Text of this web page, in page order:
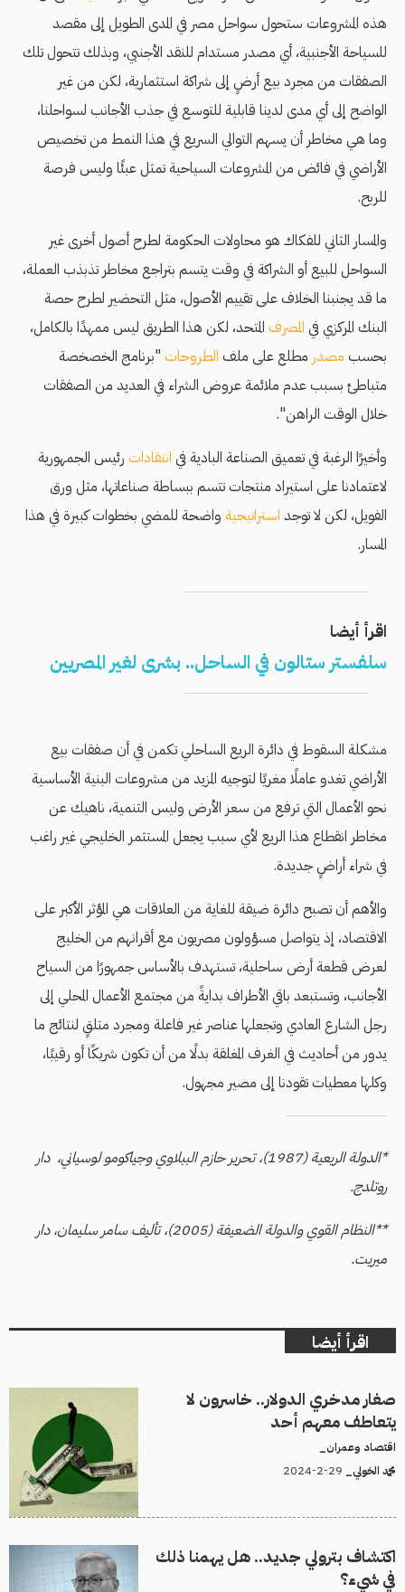
هذه المشروعات ستحول سواحل مصر في المدى الطويل إلى مقصد
للسياحة الأجنبية، أي مصدر مستدام للنقد الأجنبي، وبذلك تتحول تلك
الصفقات من مجرد بيع أرضٍ إلى شراكة استثمارية، لكن من غير
الواضح إلى أي مدى لدينا قابلية للتوسع في جذب الأجانب لسواحلنا،
وما هي مخاطر أن يسهم التوالي السريع في هذا النمط من تخصيص
الأراضي في فائض من المشروعات السياحية تمثل عبئًا وليس فرصة
للربح.
والمسار الثاني للفكاك هو محاولات الحكومة لطرح أصول أخرى غير
السواحل للبيع أو الشراكة في وقت يتسم بتراجع مخاطر تذبذب العملة،
ما قد يجنبنا الخلاف على تقييم الأصول، مثل التحضير لطرح حصة
البنك المركزي في المصرف المتحد، لكن هذا الطريق ليس ممهدًا بالكامل،
بحسب مصدر مطلع على ملف الطروحات "برنامج الخصخصة
متباطئ بسبب عدم ملائمة عروض الشراء في العديد من الصفقات
خلال الوقت الراهن".
وأخيرًا الرغبة في تعميق الصناعة البادية في انتقادات رئيس الجمهورية
لاعتمادنا على استيراد منتجات تتسم ببساطة صناعاتها، مثل ورق
الفويل، لكن لا توجد استراتيجية واضحة للمضي بخطوات كبيرة في هذا
المسار.
اقرأ أيضا
سلفستر ستالون في الساحل.. بشرى لغير المصريين
مشكلة السقوط في دائرة الريع الساحلي تكمن في أن صفقات بيع
الأراضي تغدو عاملًا مغريًا لتوجيه المزيد من مشروعات البنية الأساسية
نحو الأعمال التي ترفع من سعر الأرض وليس التنمية، ناهيك عن
مخاطر انقطاع هذا الريع لأي سبب يجعل المستثمر الخليجي غير راغب
في شراء أراضٍ جديدة.
والأهم أن تصبح دائرة ضيقة للغاية من العلاقات هي المؤثر الأكبر على
الاقتصاد، إذ يتواصل مسؤولون مصريون مع أقرانهم من الخليج
لعرض قطعة أرض ساحلية، تستهدف بالأساس جمهورًا من السياح
الأجانب، وتستبعد باقي الأطراف بدايةً من مجتمع الأعمال المحلي إلى
رجل الشارع العادي وتجعلها عناصر غير فاعلة ومجرد متلقٍ لنتائج ما
يدور من أحاديث في الغرف المغلقة بدلًا من أن تكون شريكًا أو رقيبًا،
وكلها معطيات تقودنا إلى مصير مجهول.
*الدولة الريعية (1987)، تحرير حازم الببلاوي وجياكومو لوسياني، دار
روتلدج.
**النظام القوي والدولة الضعيفة (2005)، تأليف سامر سليمان، دار
ميريت.
اقرأ أيضا
صغار مدخري الدولار.. خاسرون لا
يتعاطف معهم أحد
اقتصاد وعمران_
محمد الخولي_
اكتشاف بترولي جديد.. هل يهمنا ذلك
في شيء؟